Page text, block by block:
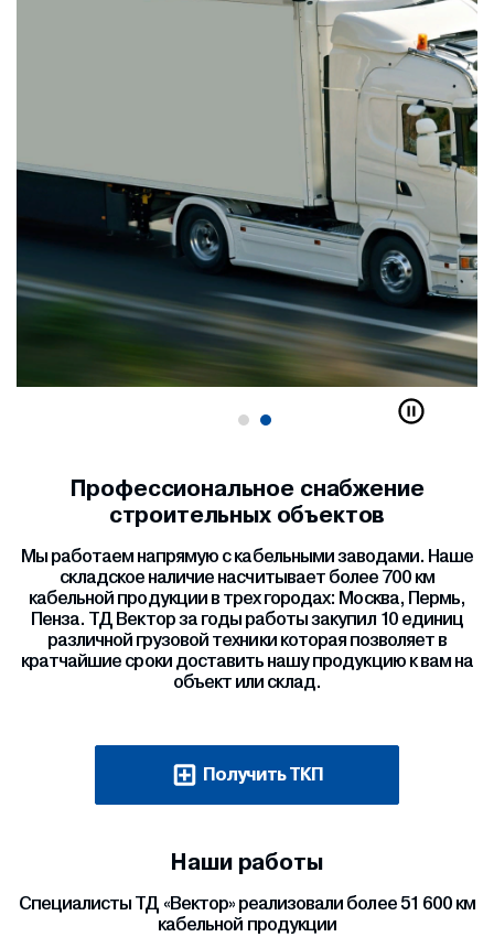
Профессиональное снабжение
строительных объектов
Мы работаем напрямую с кабельными заводами. Наше
складское наличие насчитывает более 700 км
кабельной продукции в трех городах: Москва, Пермь,
Пенза. ТД Вектор за годы работы закупил 10 единиц
различной грузовой техники которая позволяет в
кратчайшие сроки доставить нашу продукцию к вам на
объект или склад.
Получить ТКП
Наши работы
Специалисты ТД «Вектор» реализовали более 51 600 км
кабельной продукции